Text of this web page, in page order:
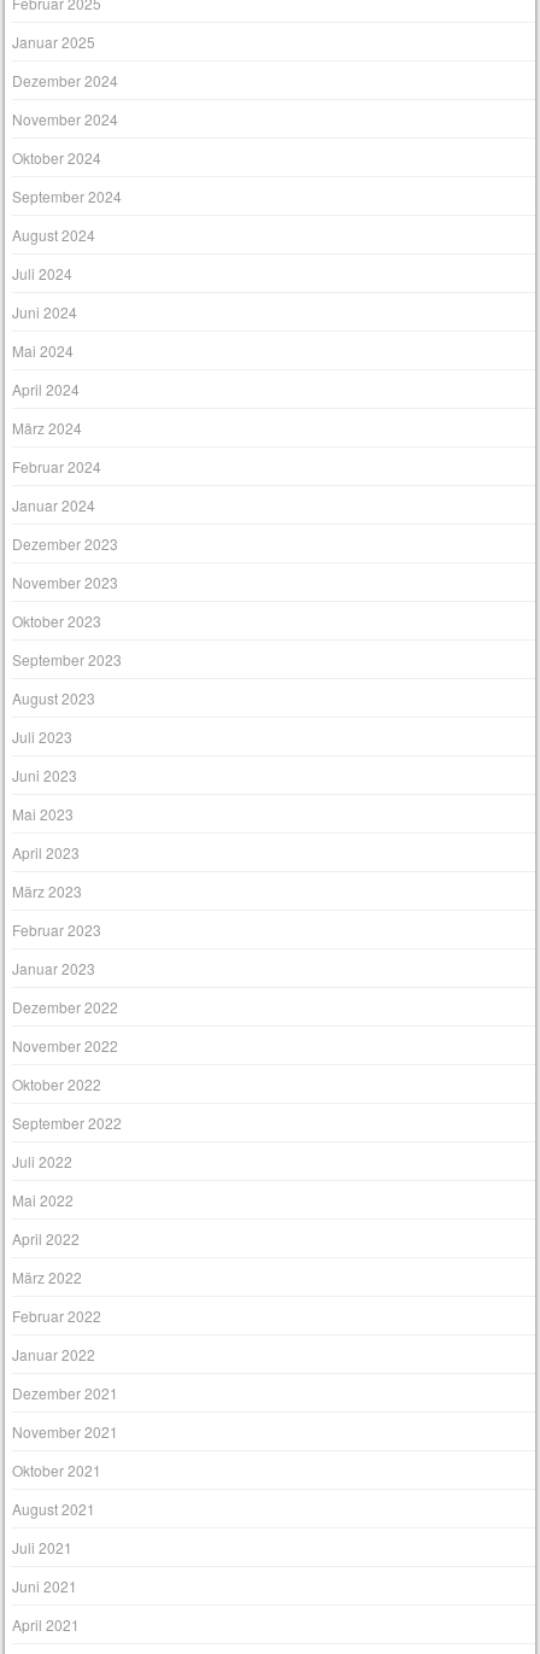
Januar 2025
Dezember 2024
November 2024
Oktober 2024
September 2024
August 2024
Juli 2024
Juni 2024
Mai 2024
April 2024
März 2024
Februar 2024
Januar 2024
Dezember 2023
November 2023
Oktober 2023
September 2023
August 2023
Juli 2023
Juni 2023
Mai 2023
April 2023
März 2023
Februar 2023
Januar 2023
Dezember 2022
November 2022
Oktober 2022
September 2022
Juli 2022
Mai 2022
April 2022
März 2022
Februar 2022
Januar 2022
Dezember 2021
November 2021
Oktober 2021
August 2021
Juli 2021
Juni 2021
April 2021